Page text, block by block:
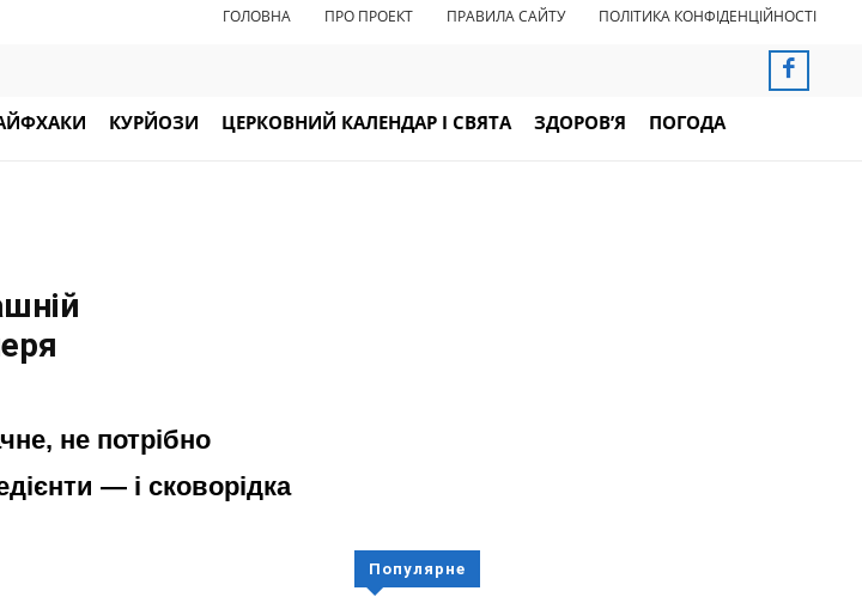
ГОЛОВНА ПРО ПРОЕКТ ПРАВИЛА САЙТУ ПОЛІТИКА КОНФІДЕНЦІЙНОСТІ
КУРЙОЗИ ЦЕРКОВНИЙ КАЛЕНДАР І СВЯТА ЗДОРОВ’Я ПОГОДА
не потрібно
— і сковорідка
Популярне